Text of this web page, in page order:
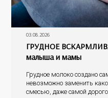
03.08.2026
ГРУДНОЕ
малыша и мамы
Грудное молоко создано
невозможно заменить
смесью, даже самой